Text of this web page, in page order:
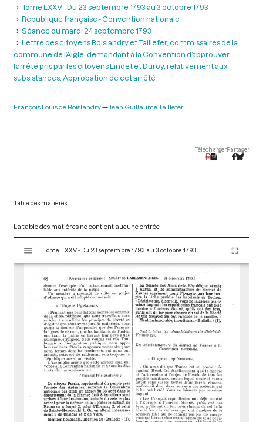
Tome LXXV - Du 23 septembre 1793 au 3 octobre 1793
République française - Convention nationale
Séance du mardi 24 septembre 1793
Lettre des citoyens Boislandry et Taillefer, commissaires de la
commune de l’Aigle, demandant à la Convention d’approuver
l’arrêté pris par les citoyens Lindet et Duroy, relativement aux
subsistances. Approbation de cet arrêté
François Louis de Boislandry Jean Guillaume Taillefer
TéléchargerPartager
Table des matières
La table des matières ne contient aucune entrée.
s
Tome LXXV - Du 23 septembre 1793 au 3 octobre 1793